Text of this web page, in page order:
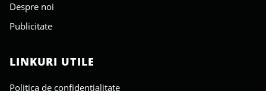
Despre noi
Publicitate
LINKURI UTILE
Politica de confidențialitate